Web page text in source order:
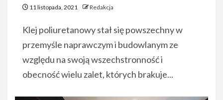
11 listopada, 2021 Redakcja
Klej poliuretanowy stał się powszechny w
przemyśle naprawczym i budowlanym ze
względu na swoją wszechstronność i
obecność wielu zalet, których brakuje...